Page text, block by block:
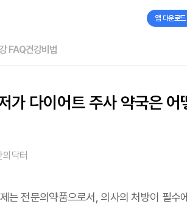
앱 다운로드
FAQ건강비법
가 다이어트 주사 약국은 어
의닥터
는 전문의약품으로서, 의사의 처방이 필수